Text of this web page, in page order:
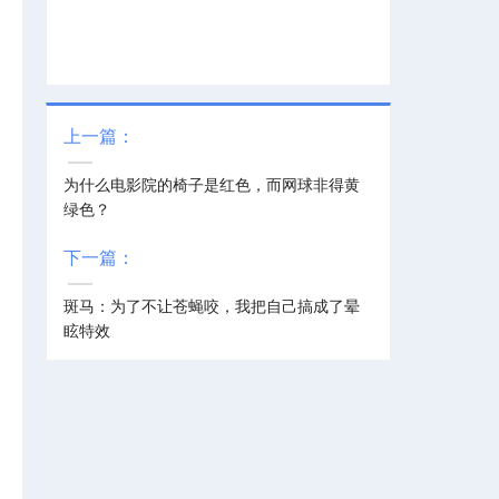
上一篇：
为什么电影院的椅子是红色，而网球非得黄
绿色？
下一篇：
斑马：为了不让苍蝇咬，我把自己搞成了晕
眩特效